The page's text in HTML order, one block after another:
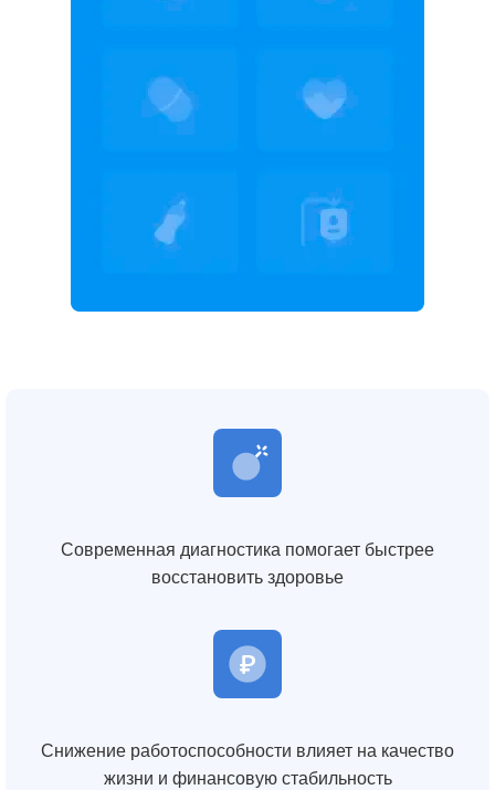
Современная диагностика помогает быстрее
восстановить здоровье
Снижение работоспособности влияет на качество
жизни и финансовую стабильность